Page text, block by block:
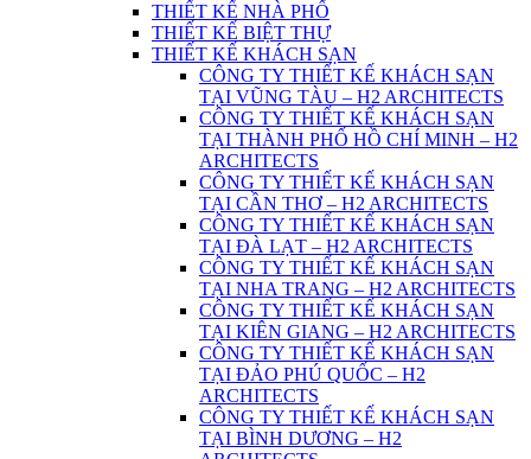
THIẾT KẾ NHÀ PHỐ
THIẾT KẾ BIỆT THỰ
THIẾT KẾ KHÁCH SẠN
CÔNG TY THIẾT KẾ KHÁCH SẠN
TẠI VŨNG TÀU – H2 ARCHITECTS
CÔNG TY THIẾT KẾ KHÁCH SẠN
TẠI THÀNH PHỐ HỒ CHÍ MINH – H2
ARCHITECTS
CÔNG TY THIẾT KẾ KHÁCH SẠN
TẠI CẦN THƠ – H2 ARCHITECTS
CÔNG TY THIẾT KẾ KHÁCH SẠN
TẠI ĐÀ LẠT – H2 ARCHITECTS
CÔNG TY THIẾT KẾ KHÁCH SẠN
TẠI NHA TRANG – H2 ARCHITECTS
CÔNG TY THIẾT KẾ KHÁCH SẠN
TẠI KIÊN GIANG – H2 ARCHITECTS
CÔNG TY THIẾT KẾ KHÁCH SẠN
TẠI ĐẢO PHÚ QUỐC – H2
ARCHITECTS
CÔNG TY THIẾT KẾ KHÁCH SẠN
TẠI BÌNH DƯƠNG – H2